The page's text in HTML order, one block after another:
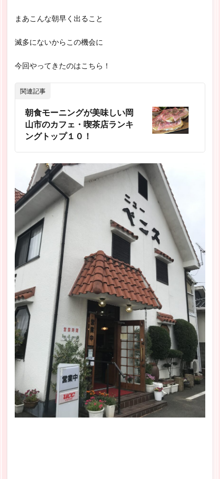
まあこんな朝早く出ること
滅多にないからこの機会に
今回やってきたのはこちら！
関連記事
朝食モーニングが美味しい岡
山市のカフェ・喫茶店ランキ
ングトップ１０！